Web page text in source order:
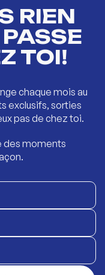
RIEN
TOI!
chaque mois au
exclusifs, sorties
pas de chez toi.
des moments